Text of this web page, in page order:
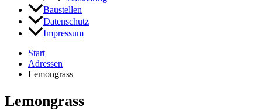
Baustellen
Datenschutz
Impressum
Start
Adressen
Lemongrass
Lemongrass